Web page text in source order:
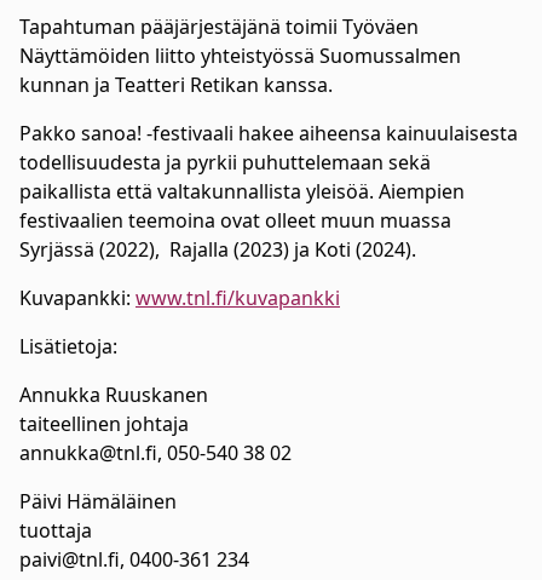
Tapahtuman pääjärjestäjänä toimii Työväen
Näyttämöiden liitto yhteistyössä Suomussalmen
kunnan ja Teatteri Retikan kanssa.
Pakko sanoa! -festivaali hakee aiheensa kainuulaisesta
todellisuudesta ja pyrkii puhuttelemaan sekä
paikallista että valtakunnallista yleisöä. Aiempien
festivaalien teemoina ovat olleet muun muassa
Syrjässä (2022), Rajalla (2023) ja Koti (2024).
Kuvapankki: www.tnl.fi/kuvapankki
Lisätietoja:
Annukka Ruuskanen
taiteellinen johtaja
annukka@tnl.fi, 050-540 38 02
Päivi Hämäläinen
tuottaja
paivi@tnl.fi, 0400-361 234